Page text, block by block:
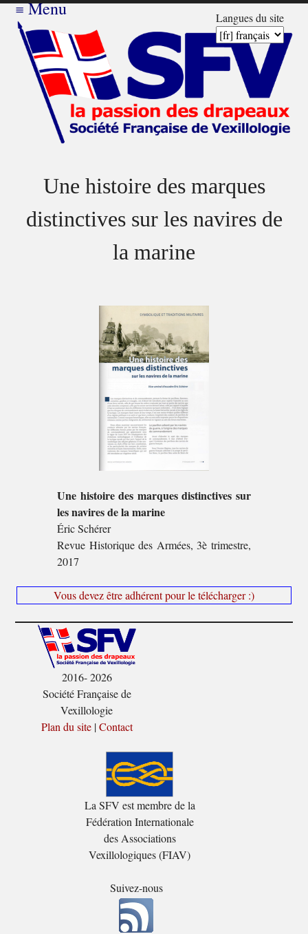
Langues du site
≡Menu
Une histoire des marques
distinctives sur les navires de
la marine
Une histoire des marques distinctives sur
les navires de la marine
Éric Schérer
Revue Historique des Armées, 3è trimestre,
2017
Vous devez être adhérent pour le télécharger :)
2016- 2026
Société Française de
Vexillologie
Plan du site|Contact
La SFV est membre de la
Fédération Internationale
des Associations
Vexillologiques (FIAV)
Suivez-nous